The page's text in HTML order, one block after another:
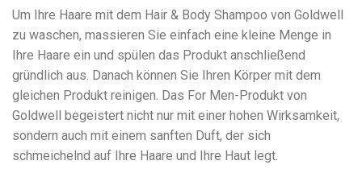
Um Ihre Haare mit dem Hair & Body Shampoo von Goldwell
zu waschen, massieren Sie einfach eine kleine Menge in
Ihre Haare ein und spülen das Produkt anschließend
gründlich aus. Danach können Sie Ihren Körper mit dem
gleichen Produkt reinigen. Das For Men-Produkt von
Goldwell begeistert nicht nur mit einer hohen Wirksamkeit,
sondern auch mit einem sanften Duft, der sich
schmeichelnd auf Ihre Haare und Ihre Haut legt.